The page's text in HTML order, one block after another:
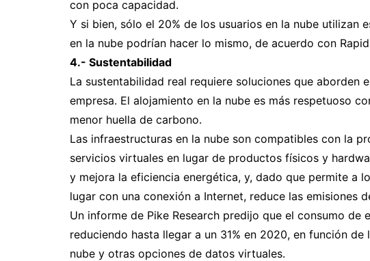
con poca capacidad.
Y si bien, sólo el 20% de los usuarios en la nube utilizan
en la nube podrían hacer lo mismo, de acuerdo con
4.- Sustentabilidad
La sustentabilidad real requiere soluciones que aborden
empresa. El alojamiento en la nube es más respetuoso
menor huella de carbono.
Las infraestructuras en la nube son compatibles con la
servicios virtuales en lugar de productos físicos y
y mejora la eficiencia energética, y, dado que permite a
lugar con una conexión a Internet, reduce las emisiones
Un informe de Pike Research predijo que el consumo
reduciendo hasta llegar a un 31% en 2020, en función
nube y otras opciones de datos virtuales.